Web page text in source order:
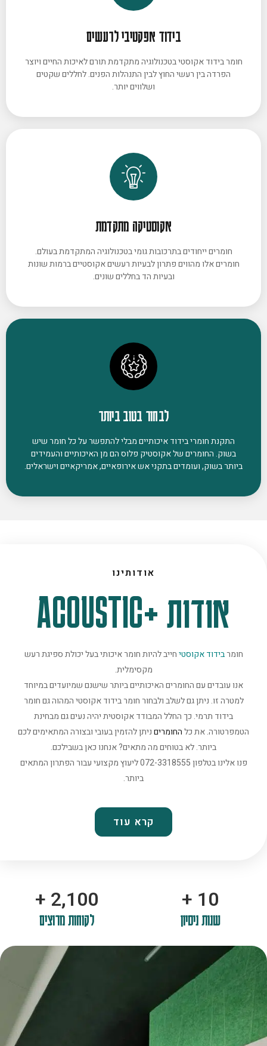
בידוד אפקטיבי לרעשים
חומר בידוד אקוסטי בטכנולוגיה מתקדמת תורם לאיכות החיים ויוצר
הפרדה בין רעשי החוץ לבין התנהלות הפנים. לחללים שקטים
ושלווים יותר.
אקוסטיקה מתקדמת
חומרים ייחודים בתרכובות גומי בטכנולוגיה המתקדמת בעולם.
חומרים אלו מהווים פתרון לבעיות רעשים אקוסטיים ברמות שונות
ובעיות הד בחללים שונים.
לבחור בטוב ביותר
התקנת חומרי בידוד איכותיים מבלי להתפשר על כל חומר שיש
בשוק. החומרים של אקוסטיק פלוס הם מן האיכותיים והעמידים
ביותר בשוק, ועומדים בתקני אש אירופאיים, אמריקאיים וישראלים.
אודותינו
אודות +ACOUSTIC
חומרבידוד אקוסטיחייב להיות חומר איכותי בעל יכולת ספיגת רעש
מקסימלית.
אנו עובדים עם החומרים האיכותיים ביותר שישנם שמיועדים במיוחד
למטרה זו. ניתן גם לשלב ולבחור חומר בידוד אקוסטי המהוה גם חומר
בידוד תרמי. כך החלל המבודד אקוסטית יהיה נעים גם מבחינת
הטמפרטורה. את כלהחומריםניתן להזמין בעובי ובצורה המתאימים לכם
ביותר. לא בטוחים מה מתאים? אנחנו כאן בשבילכם.
פנו אלינו בטלפון 072-3318555 ליעוץ מקצועי עבור הפתרון המתאים
ביותר.
קרא עוד
10
+
שנות ניסיון
2,100
+
לקוחות מרוצים